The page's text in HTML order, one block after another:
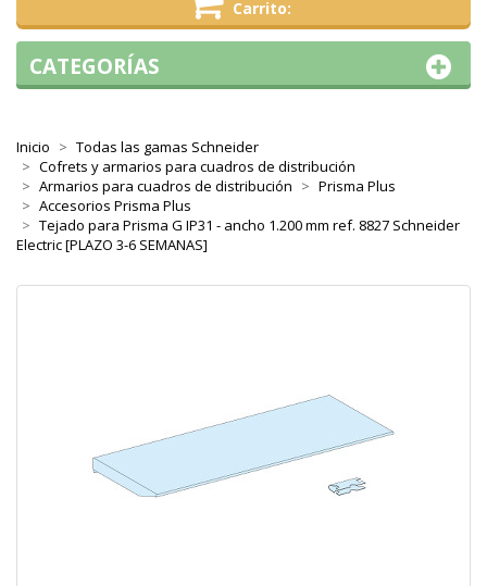
Carrito
Inicio
Todas las gamas Schneider
Cofrets y armarios para cuadros de distribución
Armarios para cuadros de distribución
Prisma Plus
Accesorios Prisma Plus
Tejado para Prisma G IP31 - ancho 1.200 mm ref. 8827 Schneider
Electric [PLAZO 3-6 SEMANAS]
CATEGORÍAS